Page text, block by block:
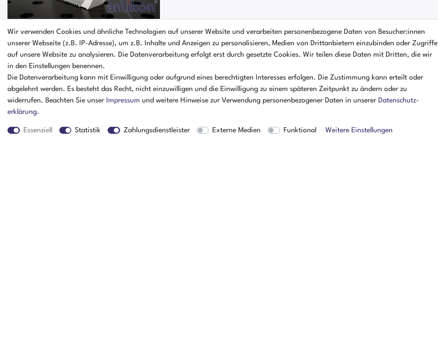
Phoenix Contact UNO POWER UNO-
PS/1AC/24DC/60W 24V 2,5A Netzteil
2902992
Wir verwenden Cookies und ähnliche Technologien auf unserer Website und verarbeiten personenbezogene Daten von Besucher:innen
unserer Webseite (z.B. IP-Adresse), um z.B. Inhalte und Anzeigen zu personalisieren, Medien von Drittanbietern einzubinden oder Zugriffe
auf unsere Website zu analysieren. Die Datenverarbeitung erfolgt erst durch gesetzte Cookies. Wir teilen diese Daten mit Dritten, die wir
in den Einstellungen benennen.
Die Datenverarbeitung kann mit Einwilligung oder aufgrund eines berechtigten Interesses erfolgen. Die Zustimmung kann erteilt oder
abgelehnt werden. Es besteht das Recht, nicht einzuwilligen und die Einwilligung zu einem späteren Zeitpunkt zu ändern oder zu
widerrufen. Beachten Sie unser Impressum und weitere Hinweise zur Verwendung personenbezogener Daten in unserer Daten­schutz­
erklärung.
Essenziell Statistik Zahlungsdienstleister Externe Medien Funktional Weitere Einstellungen